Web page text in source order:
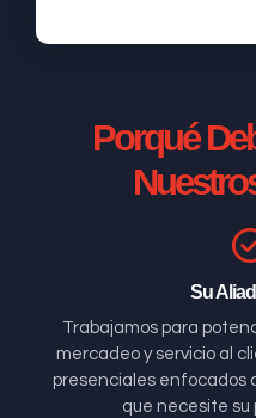
Porqué
Su
Trabajamos para
mercadeo y servicio al
presenciales enfocados
que necesite su